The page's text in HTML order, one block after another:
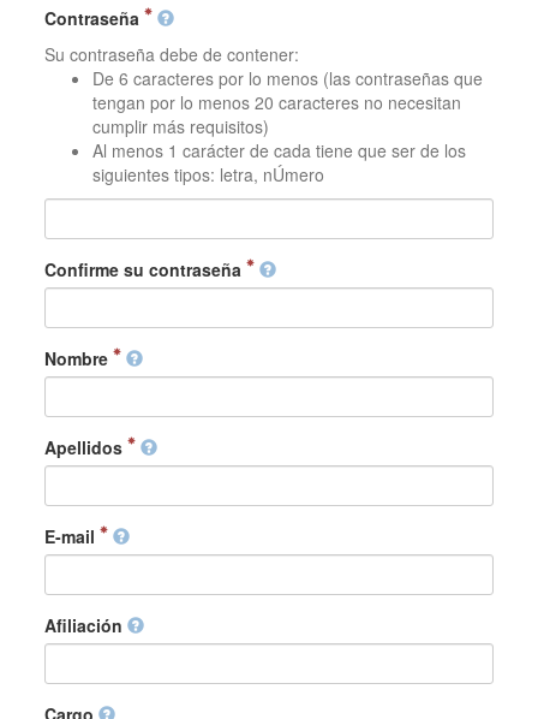
Contraseña
Su contraseña debe de contener:
De 6 caracteres por lo menos (las contraseñas que
tengan por lo menos 20 caracteres no necesitan
cumplir más requisitos)
Al menos 1 carácter de cada tiene que ser de los
siguientes tipos: letra, nÚmero
Confirme su contraseña
Nombre
Apellidos
E-mail
Afiliación
Cargo